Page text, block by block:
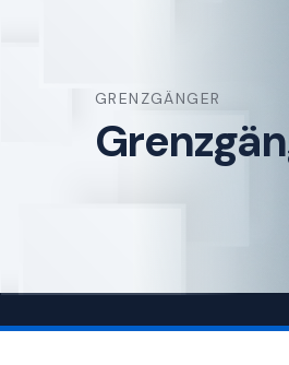
GRENZGÄNGER